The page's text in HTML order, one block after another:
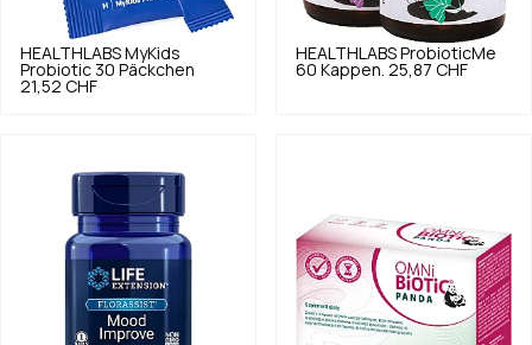
HEALTHLABS MyKids
Probiotic 30 Päckchen
21,52 CHF
HEALTHLABS ProbioticMe
60 Kappen. 25,87 CHF